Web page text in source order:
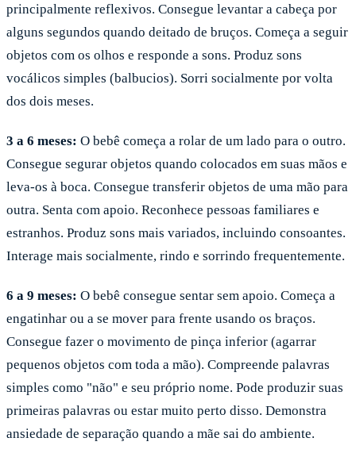
principalmente reflexivos. Consegue levantar a cabeça por
alguns segundos quando deitado de bruços. Começa a seguir
objetos com os olhos e responde a sons. Produz sons
vocálicos simples (balbucios). Sorri socialmente por volta
dos dois meses.
3 a 6 meses: O bebê começa a rolar de um lado para o outro.
Consegue segurar objetos quando colocados em suas mãos e
leva-os à boca. Consegue transferir objetos de uma mão para
outra. Senta com apoio. Reconhece pessoas familiares e
estranhos. Produz sons mais variados, incluindo consoantes.
Interage mais socialmente, rindo e sorrindo frequentemente.
6 a 9 meses: O bebê consegue sentar sem apoio. Começa a
engatinhar ou a se mover para frente usando os braços.
Consegue fazer o movimento de pinça inferior (agarrar
pequenos objetos com toda a mão). Compreende palavras
simples como "não" e seu próprio nome. Pode produzir suas
primeiras palavras ou estar muito perto disso. Demonstra
ansiedade de separação quando a mãe sai do ambiente.